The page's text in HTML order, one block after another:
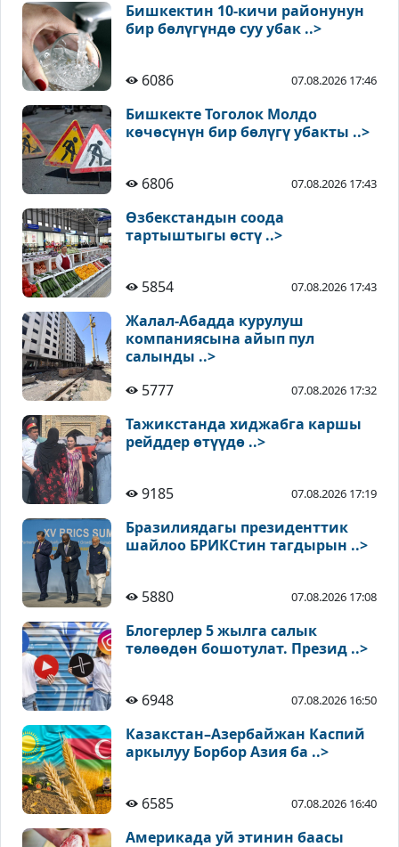
Бишкектин 10-кичи районунун
бир бөлүгүндө суу убак ..>
6086 07.08.2026 17:46
Бишкекте Тоголок Молдо
көчөсүнүн бир бөлүгү убакты ..>
6806 07.08.2026 17:43
Өзбекстандын соода
тартыштыгы өстү ..>
5854 07.08.2026 17:43
Жалал-Абадда курулуш
компаниясына айып пул
салынды ..>
5777
07.08.2026 17:32
Тажикстанда хиджабга каршы
рейддер өтүүдө ..>
9185 07.08.2026 17:19
Бразилиядагы президенттик
шайлоо БРИКСтин тагдырын ..>
5880 07.08.2026 17:08
Блогерлер 5 жылга салык
төлөөдөн бошотулат. Презид ..>
6948 07.08.2026 16:50
Казакстан–Азербайжан Каспий
аркылуу Борбор Азия ба ..>
6585 07.08.2026 16:40
Америкада уй этинин баасы